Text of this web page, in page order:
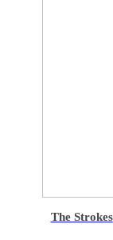
The Strokes